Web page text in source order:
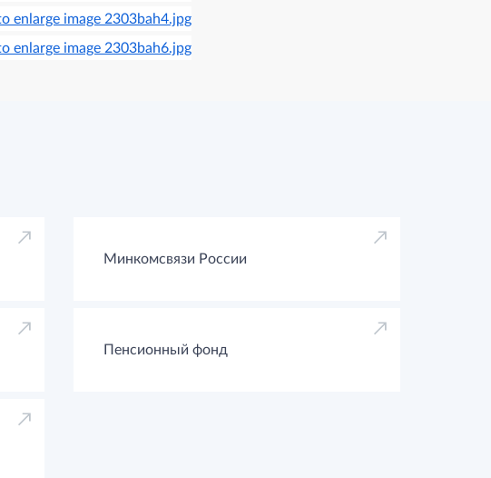
Минкомсвязи России
Пенсионный фонд